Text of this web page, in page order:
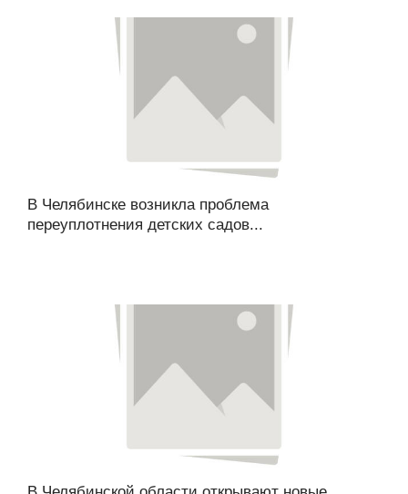
В Челябинске возникла проблема
переуплотнения детских садов...